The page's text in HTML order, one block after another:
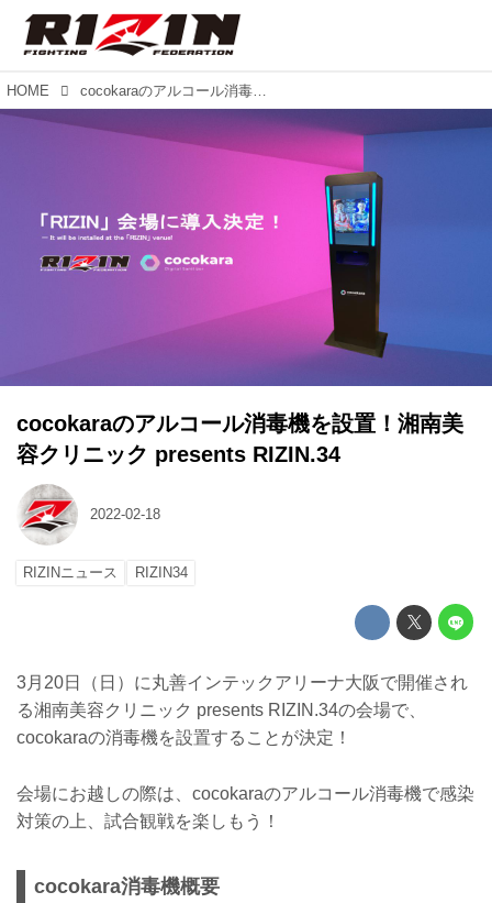
HOME cocokaraのアルコール消毒機を設置！湘南美容クリニック presents RIZIN.34
cocokaraのアルコール消毒機を設置！湘南美
容クリニック presents RIZIN.34
2022-02-18
RIZINニュース RIZIN34
3月20日（日）に丸善インテックアリーナ大阪で開催され
る湘南美容クリニック presents RIZIN.34の会場で、
cocokaraの消毒機を設置することが決定！
会場にお越しの際は、cocokaraのアルコール消毒機で感染
対策の上、試合観戦を楽しもう！
cocokara消毒機概要